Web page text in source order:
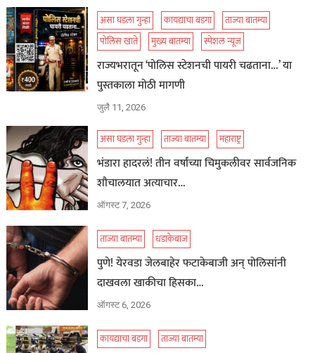
असा घडला गुन्हा कायद्याचा बडगा
ताज्या बातम्या
पोलिस खाते
मुख्य बातम्या स्पेशल न्यूज
राज्यभरातून ‘पोलिस स्टेशनची पायरी चढताना…’ या
पुस्तकाला मोठी मागणी
जुलै 11, 2026
असा घडला गुन्हा ताज्या बातम्या महाराष्ट्र
भंडारा हादरलं! तीन वर्षांच्या चिमुकलीवर सार्वजनिक
शौचालयात अत्याचार…
ऑगस्ट 7, 2026
ताज्या बातम्या धडाकेबाज
पुणे! येरवडा जेलबाहेर फटाकेबाजी अन् पोलिसांनी
दाखवला खाकीचा हिसका…
ऑगस्ट 6, 2026
कायद्याचा बडगा ताज्या बातम्या